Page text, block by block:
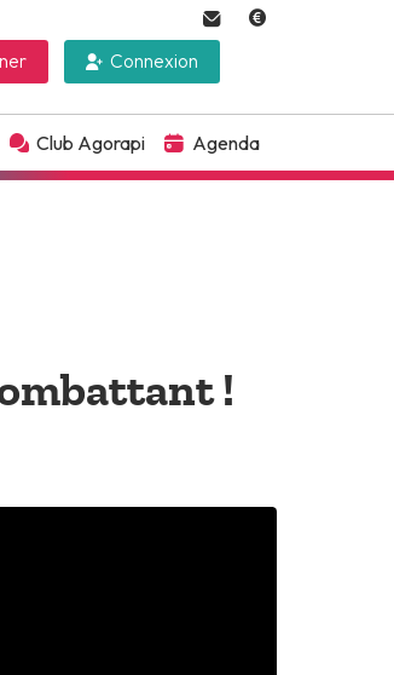
Connexion
Club Agorapi Agenda
!